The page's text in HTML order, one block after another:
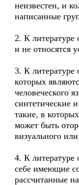
неизвестен, и
написанные
2. К литературе
и не относятся
3. К литературе
которых
человеческого
синтетические
такие, в
может быть
визуального
4. К литературе
себе имеющие
рассчитанные